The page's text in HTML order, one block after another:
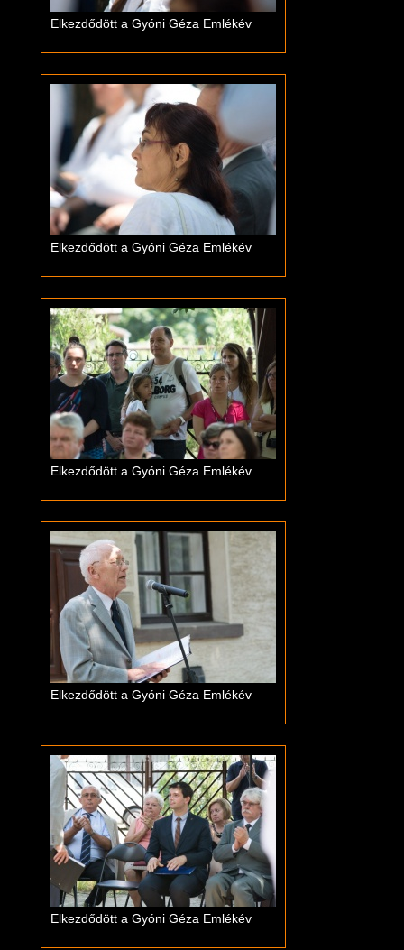
Elkezdődött a Gyóni Géza Emlékév
Elkezdődött a Gyóni Géza Emlékév
Elkezdődött a Gyóni Géza Emlékév
Elkezdődött a Gyóni Géza Emlékév
Elkezdődött a Gyóni Géza Emlékév